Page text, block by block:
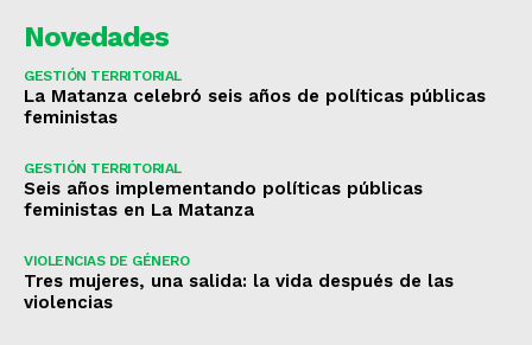
Novedades
GESTIÓN TERRITORIAL
La Matanza celebró seis años de políticas públicas
feministas
GESTIÓN TERRITORIAL
Seis años implementando políticas públicas
feministas en La Matanza
VIOLENCIAS DE GÉNERO
Tres mujeres, una salida: la vida después de las
violencias